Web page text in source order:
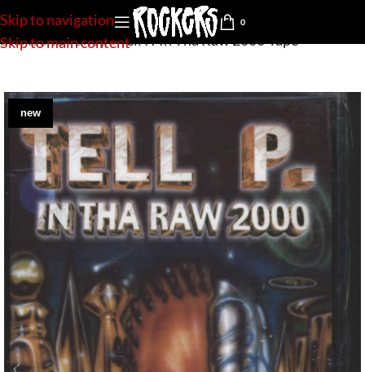
Skip to navigation
Skip to main content
0
Startseite»Shop»Tell P.-In Tha Raw 2000-Tape
new